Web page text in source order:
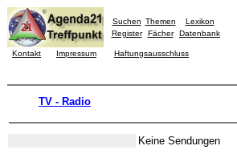
Suchen Themen
Lexikon
Register
Fächer Datenbank
Kontakt Impressum Haftungsausschluss
TV - Radio
Keine Sendungen